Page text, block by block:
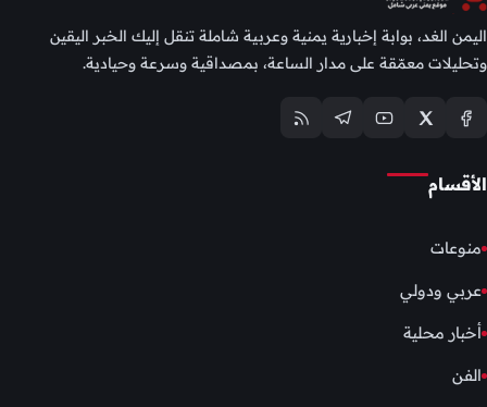
اليمن الغد، بوابة إخبارية يمنية وعربية شاملة تنقل إليك الخبر اليقين
وتحليلات معمّقة على مدار الساعة، بمصداقية وسرعة وحيادية.
الأقسام
منوعات
عربي ودولي
أخبار محلية
الفن